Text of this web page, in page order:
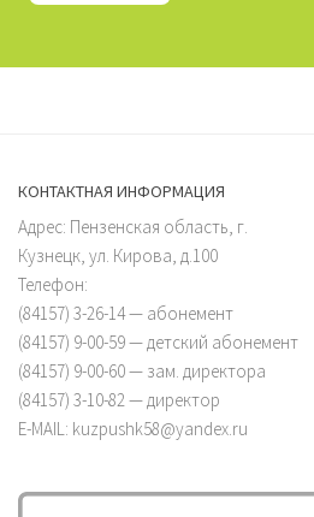
КОНТАКТНАЯ ИНФОРМАЦИЯ
Адрес: Пензенская область, г.
Кузнецк, ул. Кирова, д.100
Телефон:
(84157) 3-26-14 — абонемент
(84157) 9-00-59 — детский абонемент
(84157) 9-00-60 — зам. директора
(84157) 3-10-82 — директор
E-MAIL: kuzpushk58@yandex.ru